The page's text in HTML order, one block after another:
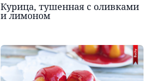
Курица, тушенная с оливками
и лимоном